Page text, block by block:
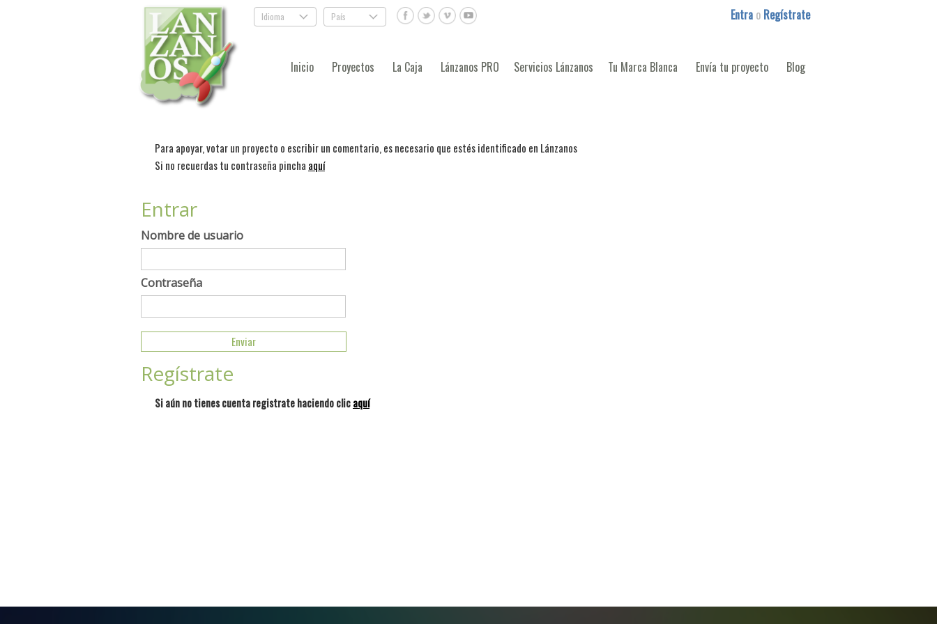
Idioma . País . Entra o Regístrate
Inicio Proyectos La Caja Lánzanos PRO Servicios Lánzanos Tu Marca Blanca Envía tu proyecto Blog
Para apoyar, votar un proyecto o escribir un comentario, es necesario que estés identificado en Lánzanos
Si no recuerdas tu contraseña pincha aquí
Entrar
Nombre de usuario
Contraseña
Regístrate
Si aún no tienes cuenta registrate haciendo clicaquí